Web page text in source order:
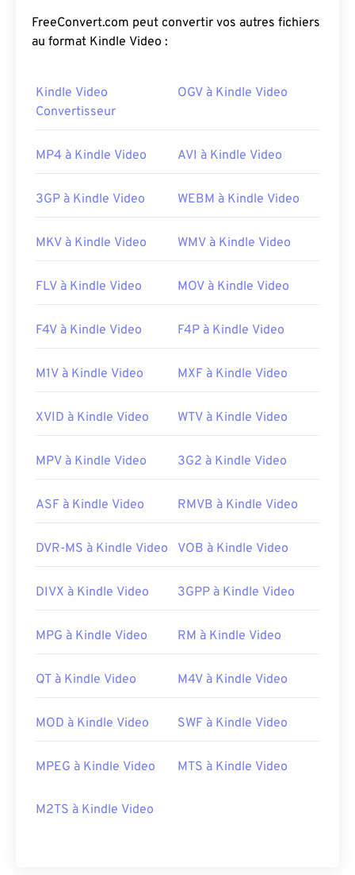
FreeConvert.com peut convertir vos autres fichiers
au format Kindle Video :
Kindle Video
Convertisseur
OGV à Kindle Video
MP4 à Kindle Video AVI à Kindle Video
3GP à Kindle Video WEBM à Kindle Video
MKV à Kindle Video WMV à Kindle Video
FLV à Kindle Video MOV à Kindle Video
F4V à Kindle Video F4P à Kindle Video
M1V à Kindle Video MXF à Kindle Video
XVID à Kindle Video WTV à Kindle Video
MPV à Kindle Video 3G2 à Kindle Video
ASF à Kindle Video RMVB à Kindle Video
DVR-MS à Kindle Video VOB à Kindle Video
DIVX à Kindle Video 3GPP à Kindle Video
MPG à Kindle Video RM à Kindle Video
QT à Kindle Video M4V à Kindle Video
MOD à Kindle Video SWF à Kindle Video
MPEG à Kindle Video MTS à Kindle Video
M2TS à Kindle Video